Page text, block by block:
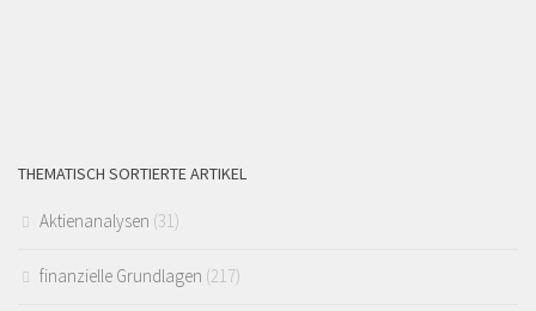
THEMATISCH SORTIERTE ARTIKEL
Aktienanalysen (31)
finanzielle Grundlagen (217)